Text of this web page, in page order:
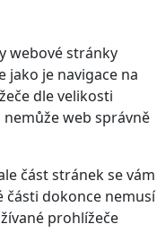
webové stránky
jako je navigace na
dle velikosti
web správně
část stránek se vám
části dokonce nemusí
prohlížeče